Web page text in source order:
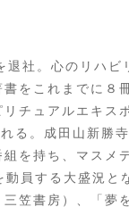
社。心のリハビ
をこれまでに８
チュアルエキス
。成田山新勝寺
を持ち、マスメ
員する大盛況と
笠書房）、「夢